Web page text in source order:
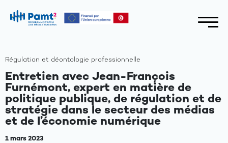
Régulation et déontologie professionnelle
Entretien avec Jean-François
Furnémont, expert en matière de
politique publique, de régulation et de
stratégie dans le secteur des médias
et de l’économie numérique
1 mars 2023